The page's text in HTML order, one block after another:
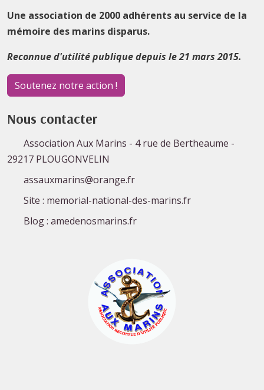
Une association de 2000 adhérents au service de la
mémoire des marins disparus.
Reconnue d'utilité publique depuis le 21 mars 2015.
Soutenez notre action !
Nous contacter
Association Aux Marins - 4 rue de Bertheaume -
29217 PLOUGONVELIN
assauxmarins@orange.fr
Site : memorial-national-des-marins.fr
Blog : amedenosmarins.fr